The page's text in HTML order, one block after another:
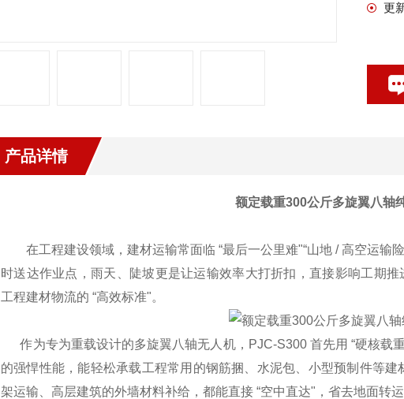
更
产品详情
额定载重300公斤多旋翼八轴
在工程建设领域，建材运输常面临 “最后一公里难"“山地 / 高空运
时送达作业点，雨天、陡坡更是让运输效率大打折扣，直接影响工期
工程建材物流的 “高效标准"。
作为专为重载设计的多旋翼八轴无人机，PJC-S300 首先用 “硬核载
的强悍性能，能轻松承载工程常用的钢筋捆、水泥包、小型预制件等
架运输、高层建筑的外墙材料补给，都能直接 “空中直达"，省去地面转运